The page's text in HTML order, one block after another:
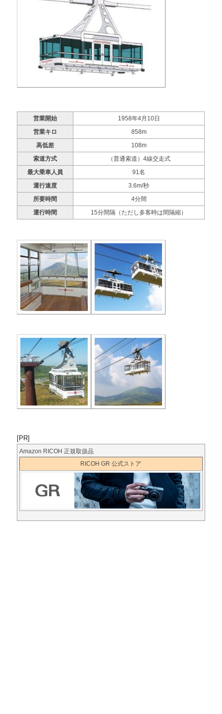
営業開始
1958年4月10日
営業キロ
858m
高低差
108m
索道方式
（普通索道）4線交走式
最大乗車人員
91名
運行速度
3.6m/秒
所要時間
4分間
運行時間
15分間隔（ただし多客時は間隔縮）
[PR]
Amazon RICOH 正規取扱品
RICOH GR 公式ストア